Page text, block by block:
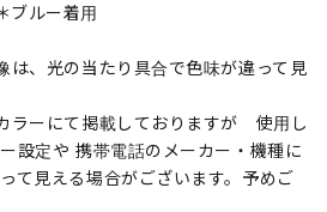
ルー着用
は、光の当たり具合で色味が違って見
ラーにて掲載しておりますが 使用し
設定や 携帯電話のメーカー・機種に
て見える場合がございます。予めご